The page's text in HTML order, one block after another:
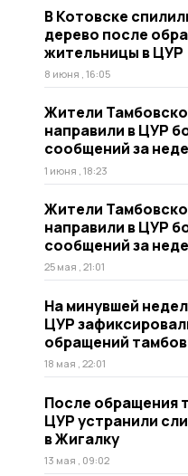
В Котовске
дерево после
жительницы в ЦУР
8 июня , 16:05
Жители
направили в ЦУР
сообщений за
1 июня , 18:23
Жители
направили в ЦУР
сообщений за
25 мая , 21:01
На минувшей
ЦУР
обращений
18 мая , 22:01
После обращения
ЦУР устранили
в Жигалку
13 мая , 09:02